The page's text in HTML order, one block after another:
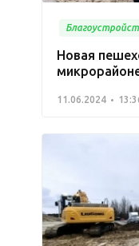
Новая
11.06.2024